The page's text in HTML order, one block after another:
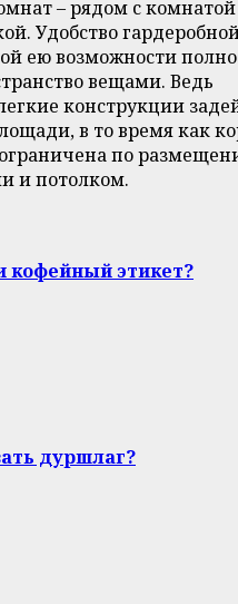
– рядом с
Удобство
ею возможности
вещами. Ведь
конструкции
в то время как
по
и потолком.
кофейный этикет?
дуршлаг?